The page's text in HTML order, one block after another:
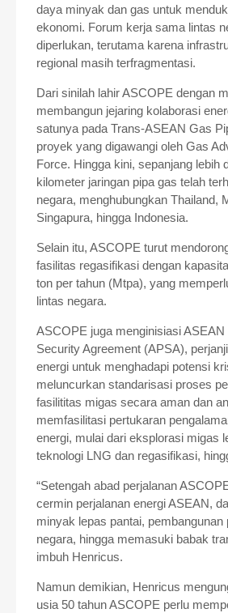
daya minyak dan gas untuk
ekonomi. Forum kerja sama lintas
diperlukan, terutama karena
regional masih terfragmentasi.
Dari sinilah lahir ASCOPE dengan
membangun jejaring kolaborasi
satunya pada Trans-ASEAN Gas
proyek yang digawangi oleh Gas
Force. Hingga kini, sepanjang lebih
kilometer jaringan pipa gas telah
negara, menghubungkan Thailand,
Singapura, hingga Indonesia.
Selain itu, ASCOPE turut
fasilitas regasifikasi dengan
ton per tahun (Mtpa), yang
lintas negara.
ASCOPE juga menginisiasi ASEAN
Security Agreement (APSA),
energi untuk menghadapi potensi
meluncurkan standarisasi proses
fasilititas migas secara aman dan
memfasilitasi pertukaran
energi, mulai dari eksplorasi migas
teknologi LNG dan regasifikasi,
“Setengah abad perjalanan
cermin perjalanan energi ASEAN,
minyak lepas pantai, pembangunan
negara, hingga memasuki babak
imbuh Henricus.
Namun demikian, Henricus
usia 50 tahun ASCOPE perlu